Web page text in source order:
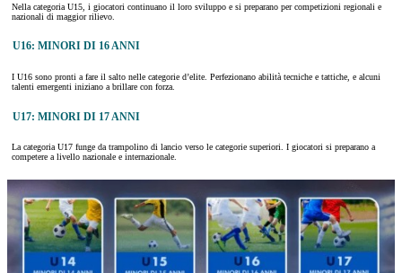
Nella categoria U15, i giocatori continuano il loro sviluppo e si preparano per competizioni regionali e
nazionali di maggior rilievo.
U16: MINORI DI 16 ANNI
I U16 sono pronti a fare il salto nelle categorie d’elite. Perfezionano abilità tecniche e tattiche, e alcuni
talenti emergenti iniziano a brillare con forza.
U17: MINORI DI 17 ANNI
La categoria U17 funge da trampolino di lancio verso le categorie superiori. I giocatori si preparano a
competere a livello nazionale e internazionale.